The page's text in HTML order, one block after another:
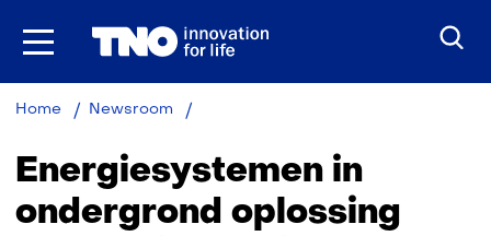
Ga
Home Newsroom
ondergrond
oplossing
voor
kleinschalige
Energiesystemen in
ondergrond oplossing